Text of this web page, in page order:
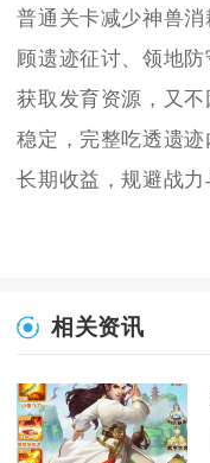
普通关卡减少神兽
顾遗迹征讨、领地
获取发育资源，又
稳定，完整吃透遗
长期收益，规避战力
相关资讯